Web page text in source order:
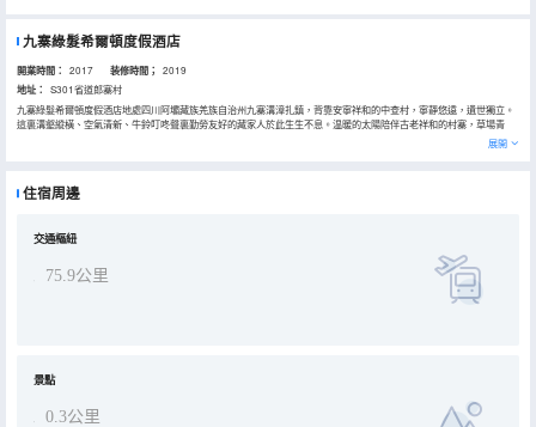
九寨綠髮希爾頓度假酒店
開業時間： 2017 装修時間； 2019
地址：
S301省道郎寨村
九寨綠髮希爾頓度假酒店地處四川阿壩藏族羌族自治州九寨溝漳扎鎮，背靠安寧祥和的中查村，寧靜悠遠，遺世獨立。
這裏溝壑縱橫、空氣清新、牛鈴叮咚聲裏勤勞友好的藏家人於此生生不息。温暖的太陽陪伴古老祥和的村寨，草場青
翠、白雲悠悠，這裏是夢幻般的理想國。九寨綠髮希爾頓度假酒店讓賓客在暢享假期的同時，感受更多的藏文化及古藏
隊、高端觀光團隊、私密婚禮的避世之所。
展開
住宿周邊
交通樞紐
75.9公里
景點
0.3公里